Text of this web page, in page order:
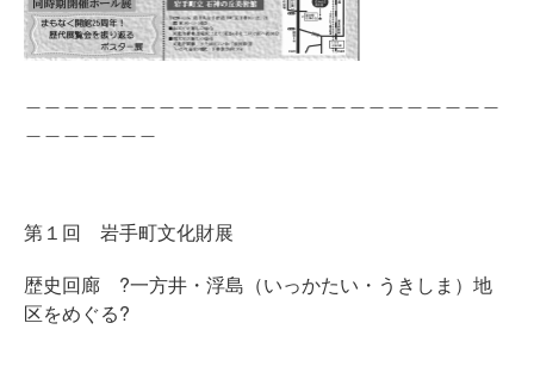
第１回 岩手町文化財展
歴史回廊 ?一方井・浮島（いっかたい・うきしま）地
区をめぐる?